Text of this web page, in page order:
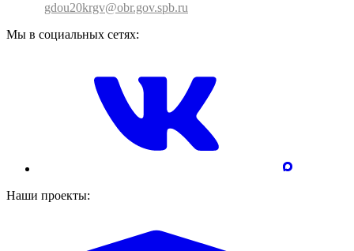
gdou20krgv@obr.gov.spb.ru
Мы в социальных сетях:
Наши проекты: